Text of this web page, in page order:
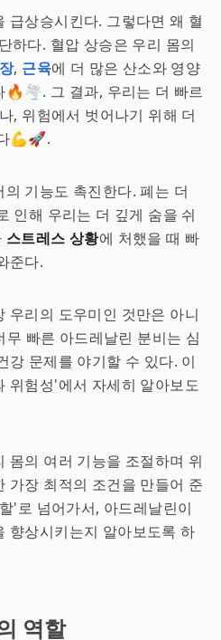
급상승시킨다. 그렇다면 왜 혈
하다. 혈압 상승은 우리 몸의
, 근육에 더 많은 산소와 영양
🔥🌪️. 그 결과, 우리는 더 빠르
, 위험에서 벗어나기 위해 더
💪🚀.
의 기능도 촉진한다. 폐는 더
인해 우리는 더 깊게 숨을 쉬
스트레스 상황에 처했을 때 빠
준다.
우리의 도우미인 것만은 아니
무 빠른 아드레날린 분비는 심
강 문제를 야기할 수 있다. 이
위험성'에서 자세히 알아보도
몸의 여러 기능을 조절하며 위
가장 최적의 조건을 만들어 준
'로 넘어가서, 아드레날린이
향상시키는지 알아보도록 하
역할